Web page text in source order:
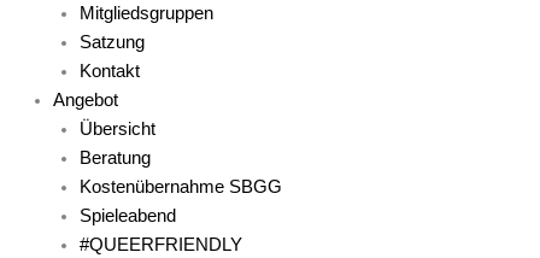
Mitgliedsgruppen
Satzung
Kontakt
Angebot
Übersicht
Beratung
Kostenübernahme SBGG
Spieleabend
#QUEERFRIENDLY